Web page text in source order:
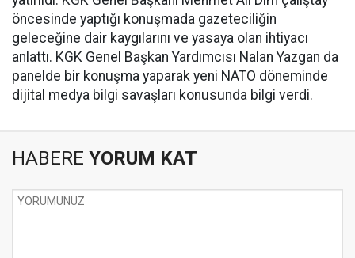
öncesinde yaptığı konuşmada gazeteciliğin
geleceğine dair kaygılarını ve yasaya olan ihtiyacı
anlattı. KGK Genel Başkan Yardımcısı Nalan Yazgan da
panelde bir konuşma yaparak yeni NATO döneminde
dijital medya bilgi savaşları konusunda bilgi verdi.
HABERE YORUM KAT